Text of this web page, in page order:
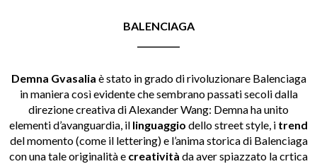
BALENCIAGA
Demna Gvasalia è stato in grado di rivoluzionare Balenciaga
in maniera così evidente che sembrano passati secoli dalla
direzione creativa di Alexander Wang: Demna ha unito
elementi d’avanguardia, il linguaggio dello street style, i trend
del momento (come il lettering) e l’anima storica di Balenciaga
con una tale originalità e creatività da aver spiazzato la crtica